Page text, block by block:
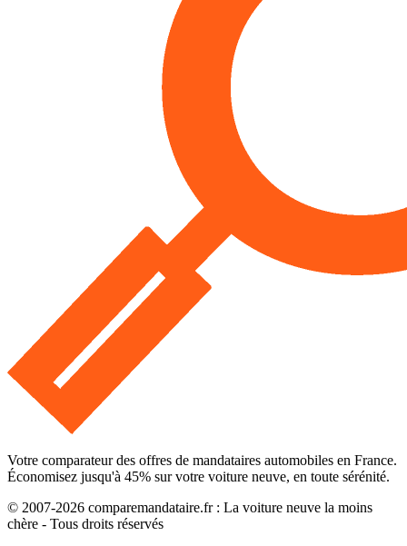
Votre comparateur des offres de mandataires automobiles en France.
Économisez jusqu'à 45% sur votre voiture neuve, en toute sérénité.
© 2007-2026 comparemandataire.fr : La voiture neuve la moins
chère - Tous droits réservés